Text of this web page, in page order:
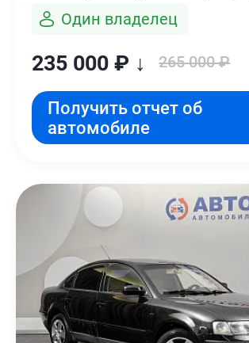
Один владелец
235 000 ₽ ↓ 265 000 ₽
Получить отчет об
автомобиле